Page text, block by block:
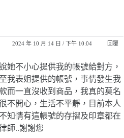
2024 年 10 月 14 日 / 下午 10:04 回覆
她不小心提供我的帳號給對方，
我表姐提供的帳號，事情發生我
而一直沒收到商品，我真的莫名
不開心，生活不平靜，目前本人
知情有這帳號的存摺及印章都在
師..謝謝您